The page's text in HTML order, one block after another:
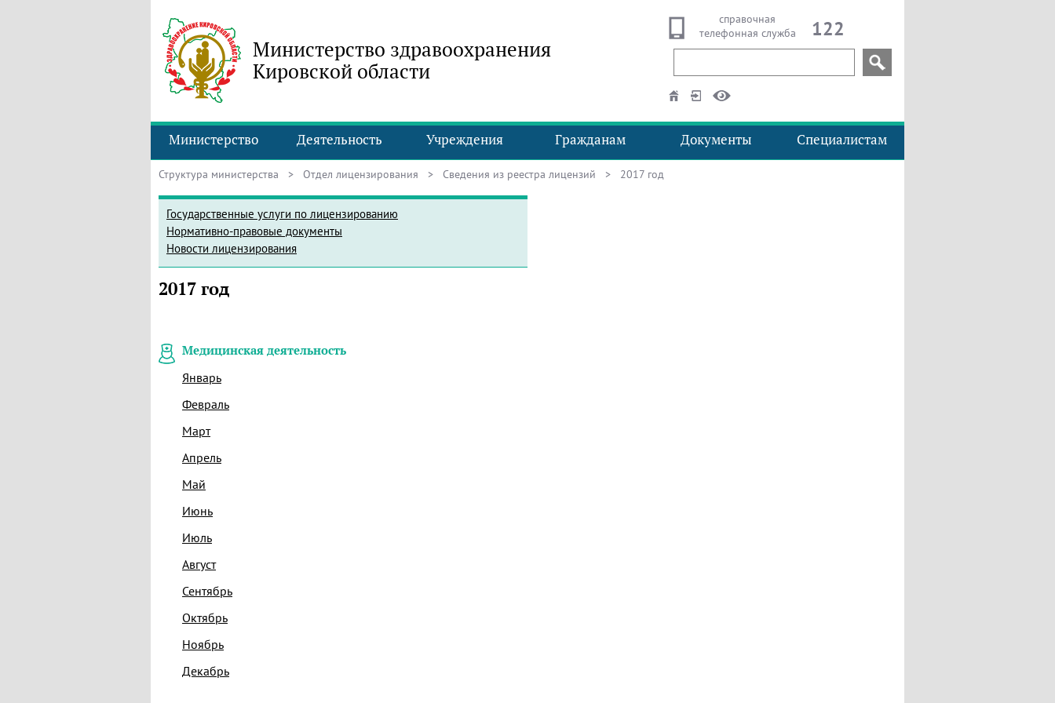
Министерство здравоохранения
Кировской области
справочная
телефонная служба
122
Министерство Деятельность Учреждения Гражданам Документы Специалистам
Структура министерства > Отдел лицензирования > Сведения из реестра лицензий > 2017 год
Государственные услуги по лицензированию
Нормативно-правовые документы
Новости лицензирования
2017 год
Медицинская деятельность
Январь
Февраль
Март
Апрель
Май
Июнь
Июль
Август
Сентябрь
Октябрь
Ноябрь
Декабрь